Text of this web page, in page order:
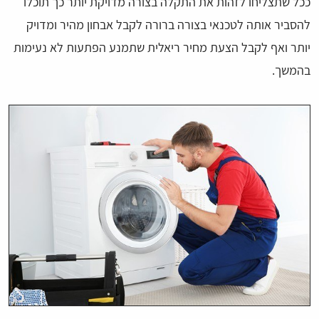
להסביר אותה לטכנאי בצורה ברורה לקבל אבחון מהיר ומדויק
יותר ואף לקבל הצעת מחיר ריאלית שתמנע הפתעות לא נעימות
בהמשך.